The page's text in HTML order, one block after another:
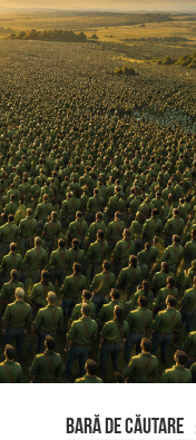
BARĂ DE CĂUTARE